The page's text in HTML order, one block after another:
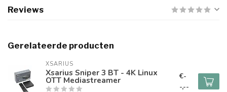
Reviews
Gerelateerde producten
XSARIUS
Xsarius Sniper 3 BT - 4K Linux
OTT Mediastreamer
€-
-,--